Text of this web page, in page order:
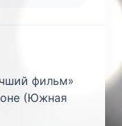
фильм»
(Южная